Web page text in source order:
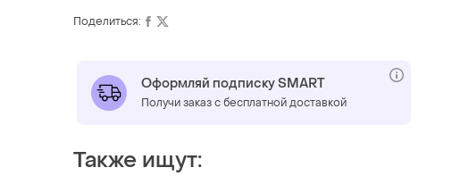
Поделиться:
Оформляй подписку SMART
Получи заказ с бесплатной доставкой
Также ищут: